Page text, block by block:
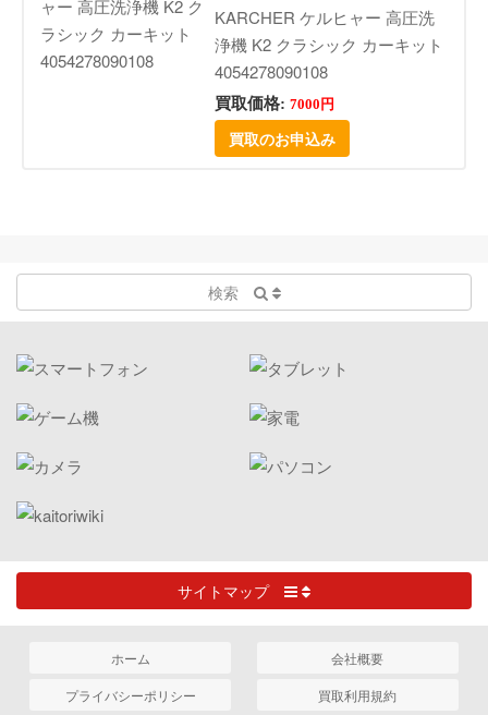
KARCHER ケルヒャー 高圧洗
浄機 K2 クラシック カーキット
4054278090108
買取価格: 7000円
買取のお申込み
検索
サイトマップ
ホーム
会社概要
プライバシーポリシー
買取利用規約